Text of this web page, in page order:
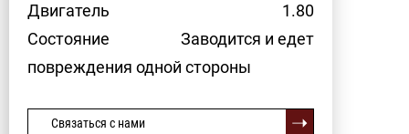
Двигатель
1.80
Состояние
Заводится и едет
повреждения одной стороны
Связаться с нами